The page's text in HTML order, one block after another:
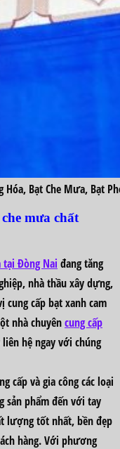
Hóa, Bạt Che Mưa, Bạt
mưa chất
tại Đòng Nai đang tăng
nhà thầu xây dựng,
cấp bạt xanh cam
nhà chuyêncung cấp
hệ ngay với chúng
cấp và gia công các loại
sản phẩm đến với tay
lượng tốt nhất, bền đẹp
hàng. Với phương